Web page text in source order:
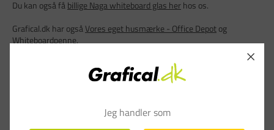
Du kan også fåbillige Naga whiteboard glas herhos os.
Grafical.dk har ogsåVores eget husmærke - Office Depotog
Whiteboardpenne.
Jeg handler som